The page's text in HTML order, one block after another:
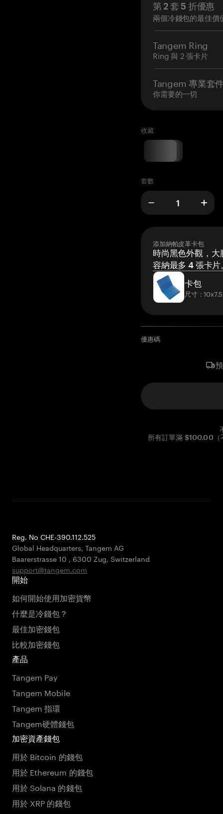
第 2 套 5 折優惠
兩個冷錢包的最佳價
Tangem Ring
Ring 與 2 張卡片
Tangem 專業套
你需要的一切
收藏
套數
添加納帕皮革卡包
時尚黑色外觀，大
容納最多 4 張卡片
卡包
尺寸：
優惠碼
所有訂單滿 $100.00（
Reg. No CHE-390.112.525
Global Headquarters, Tangem AG
Baarerstrasse 10 , 6300 Zug, Switzerland
support@tangem.com
開始
如何開始使用加密貨幣
什麼是冷錢包？
最佳加密錢包
比較加密錢包
產品
Tangem Pay
Tangem Mobile
Tangem 指環
Tangem硬體錢包
加密資產錢包
用於 Bitcoin 的錢包
用於 Ethereum 的錢包
用於 Solana 的錢包
用於 XRP 的錢包